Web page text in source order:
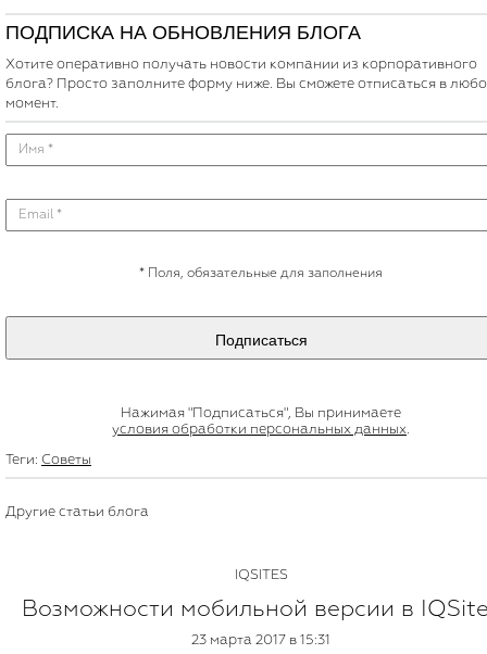
ПОДПИСКА НА ОБНОВЛЕНИЯ БЛОГА
Хотите оперативно получать новости компании из корпоративного
блога? Просто заполните форму ниже. Вы сможете отписаться в
момент.
* Поля, обязательные для заполнения
Подписаться
Нажимая "Подписаться", Вы принимаете
условия обработки персональных данных.
Теги: Советы
Другие статьи блога
IQSITES
Возможности мобильной версии в
23 марта 2017 в 15:31